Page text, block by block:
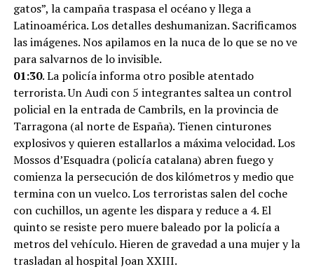
gatos”, la campaña traspasa el océano y llega a
Latinoamérica. Los detalles deshumanizan. Sacrificamos
las imágenes. Nos apilamos en la nuca de lo que se no ve
para salvarnos de lo invisible.
01:30. La policía informa otro posible atentado
terrorista. Un Audi con 5 integrantes saltea un control
policial en la entrada de Cambrils, en la provincia de
Tarragona (al norte de España). Tienen cinturones
explosivos y quieren estallarlos a máxima velocidad. Los
Mossos d’Esquadra (policía catalana) abren fuego y
comienza la persecución de dos kilómetros y medio que
termina con un vuelco. Los terroristas salen del coche
con cuchillos, un agente les dispara y reduce a 4. El
quinto se resiste pero muere baleado por la policía a
metros del vehículo. Hieren de gravedad a una mujer y la
trasladan al hospital Joan XXIII.